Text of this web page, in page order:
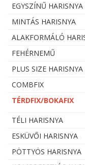
EGYSZÍNŰ HARISNYA
MINTÁS HARISNYA
ALAKFORMÁLÓ
FEHÉRNEMŰ
PLUS SIZE HARISNYA
COMBFIX
TÉRDFIX/BOKAFIX
TÉLI HARISNYA
ESKÜVŐI HARISNYA
PÖTTYÖS HARISNYA